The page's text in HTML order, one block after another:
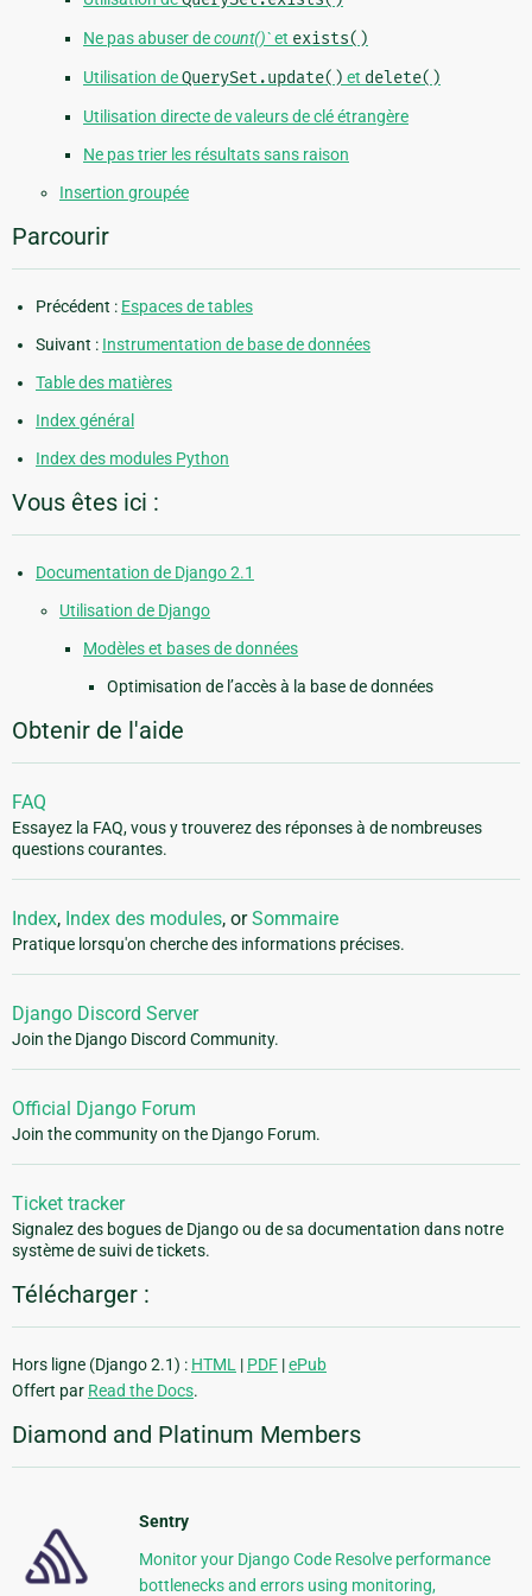
Ne pas abuser decount()`et exists()
Utilisation deQuerySet.update() et delete()
Utilisation directe de valeurs de clé étrangère
Ne pas trier les résultats sans raison
Insertion groupée
Parcourir
Précédent : Espaces de tables
Suivant : Instrumentation de base de données
Table des matières
Index général
Index des modules Python
Vous êtes ici :
Documentation de Django 2.1
Utilisation de Django
Modèles et bases de données
Optimisation de l’accès à la base de données
Obtenir de l'aide
FAQ
Essayez la FAQ, vous y trouverez des réponses à de nombreuses
questions courantes.
Index, Index des modules, orSommaire
Pratique lorsqu'on cherche des informations précises.
Django Discord Server
Join the Django Discord Community.
Official Django Forum
Join the community on the Django Forum.
Ticket tracker
Signalez des bogues de Django ou de sa documentation dans notre
système de suivi de tickets.
Télécharger :
Hors ligne (Django 2.1) : HTML | PDF |ePub
Offert par Read the Docs.
Diamond and Platinum Members
Sentry
Monitor your Django Code Resolve performance
bottlenecks and errors using monitoring,